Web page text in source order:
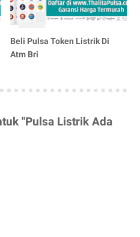
Beli Pulsa Token Listrik Di
Atm Bri
"Pulsa Listrik Ada